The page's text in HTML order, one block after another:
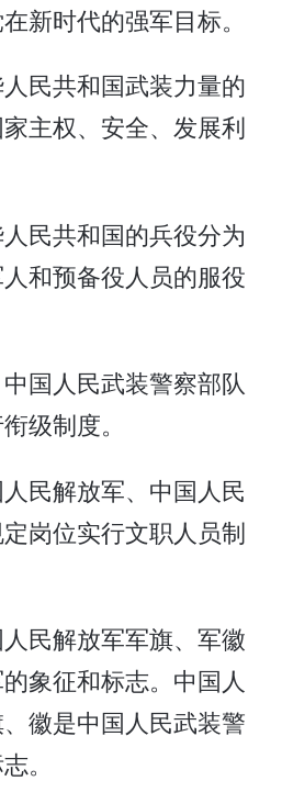
新时代的强军目标。
民共和国武装力量的
主权、安全、发展利
民共和国的兵役分为
和预备役人员的服役
国人民武装警察部队
级制度。
民解放军、中国人民
岗位实行文职人员制
民解放军军旗、军徽
象征和标志。中国人
徽是中国人民武装警
。